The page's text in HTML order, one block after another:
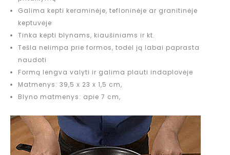
Galima kepti keraminėje, tefloninėje ar granitinėje
keptuvėje
Tinka kepti blynams, kiaušiniams ir kt.
Tešla nelimpa prie formos, todėl ją labai paprasta
naudoti
Formą lengva valyti ir galima plauti indaplovėje
Matmenys: 39,5 x 23 x 1,5 cm,
Blyno matmenys: apie 7 cm,